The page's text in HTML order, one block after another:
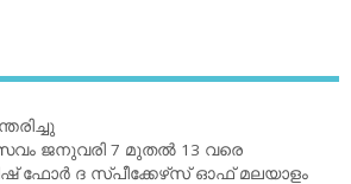
ജനുവരി 7 മുതല്‍ 13 വരെ
ഫോര്‍ ദ സ്പീക്കേഴ്‌സ് ഓഫ് മലയാളം